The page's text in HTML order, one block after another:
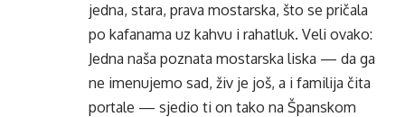
jedna, stara, prava mostarska, što se pričala
po kafanama uz kahvu i rahatluk. Veli ovako:
Jedna naša poznata mostarska liska — da ga
ne imenujemo sad, živ je još, a i familija čita
portale — sjedio ti on tako na Španskom